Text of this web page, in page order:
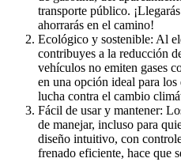
transporte público.
ahorrarás en el camino!
Ecológico y sostenible: Al
contribuyes a la reducción
vehículos no emiten gases
en una opción ideal para los
lucha contra el cambio
Fácil de usar y mantener:
de manejar, incluso para
diseño intuitivo, con
frenado eficiente, hace que